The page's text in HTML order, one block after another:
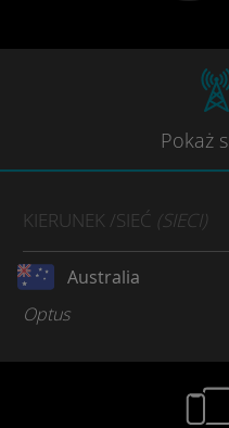
Pokaż
KIERUNEK /SIEĆ (SIECI)
Australia
Optus